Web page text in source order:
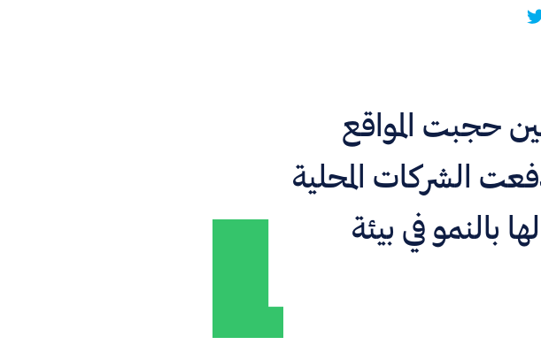
حجبت المواقع
الشركات المحلية
بالنمو في بيئة